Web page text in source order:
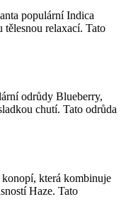
populární Indica
relaxací. Tato
odrůdy Blueberry,
chutí. Tato odrůda
která kombinuje
Haze. Tato